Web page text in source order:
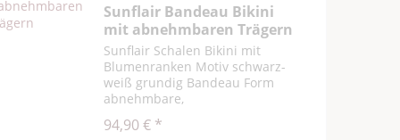
Sunflair Bandeau Bikini
mit abnehmbaren Trägern
Sunflair Schalen Bikini mit
Blumenranken Motiv schwarz-
weiß grundig Bandeau Form
abnehmbare,
gerafftem Bund kaschiert den
94,90 € *